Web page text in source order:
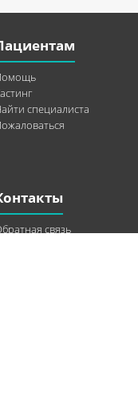
специалиста
связь